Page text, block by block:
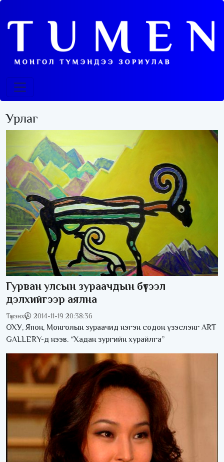
Урлаг
Гурван улсын зураачдын бүтээл
дэлхийгээр аялна
Түмэнхүү 2014-11-19 20:38:36
ОХУ, Япон, Монголын зураачид нэгэн содон үзэслэнг ART
GALLERY-д нээв. “Хадан зургийн хурайлга”